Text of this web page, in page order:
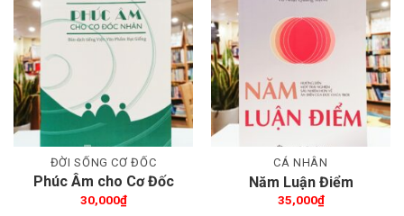
Thêm wishlist
ĐỜI SỐNG CƠ ĐỐC
Phúc Âm cho Cơ Đốc
nhân
30,000₫
Thêm wishlist
CÁ NHÂN
Năm Luận Điểm
35,000₫